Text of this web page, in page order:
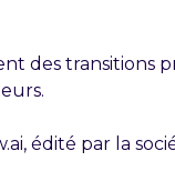
des
édité par la